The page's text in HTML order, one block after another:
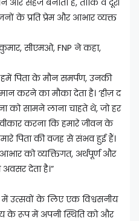
के प्रति प्रेम और आभार व्यक्त
सीएमओ, FNP ने कहा,
पिता के मौन समर्पण, उनकी
करने का मौका देता है। ‘हीज़ द
को सामने लाना चाहते थे, जो हर
करना कि हमारे जीवन के
पिता की वजह से संभव हुई हैं।
को व्यक्तिगत, अर्थपूर्ण और
देता है।”
उत्सवों के लिए एक विश्वसनीय
के रूप में अपनी स्थिति को और